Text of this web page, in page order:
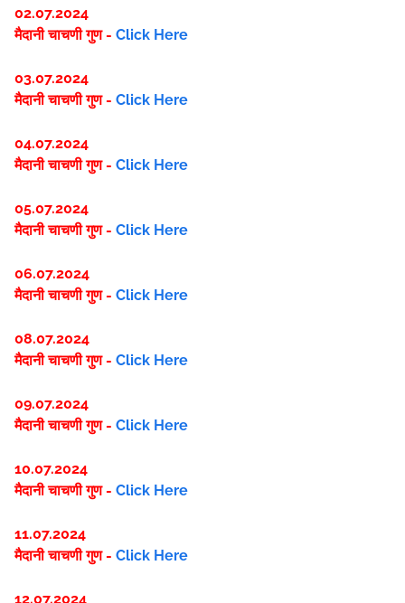
02.07.2024
मैदानी चाचणी गुण - Click Here
03.07.2024
मैदानी चाचणी गुण - Click Here
04.07.2024
मैदानी चाचणी गुण - Click Here
05.07.2024
मैदानी चाचणी गुण - Click Here
06.07.2024
मैदानी चाचणी गुण - Click Here
08.07.2024
मैदानी चाचणी गुण - Click Here
09.07.2024
मैदानी चाचणी गुण - Click Here
10.07.2024
मैदानी चाचणी गुण - Click Here
11.07.2024
मैदानी चाचणी गुण - Click Here
12.07.2024